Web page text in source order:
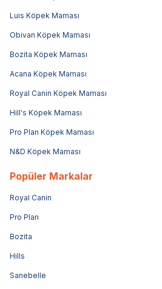
Luis Köpek Maması
Obivan Köpek Maması
Bozita Köpek Maması
Acana Köpek Maması
Royal Canin Köpek Maması
Hill's Köpek Maması
Pro Plan Köpek Maması
N&D Köpek Maması
Popüler Markalar
Royal Canin
Pro Plan
Bozita
Hills
Sanebelle